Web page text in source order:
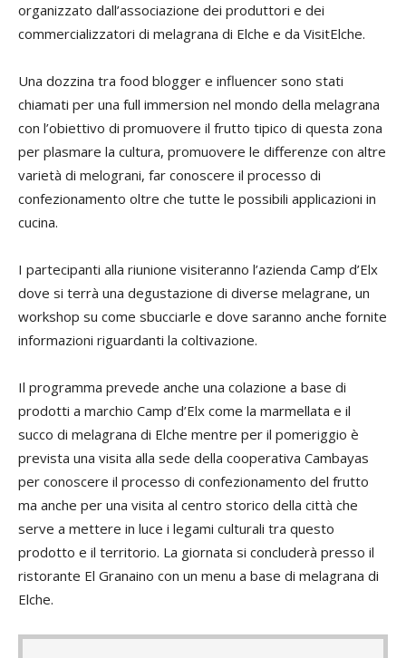
organizzato dall’associazione dei produttori e dei
commercializzatori di melagrana di Elche e da VisitElche.
Una dozzina tra food blogger e influencer sono stati
chiamati per una full immersion nel mondo della melagrana
con l’obiettivo di promuovere il frutto tipico di questa zona
per plasmare la cultura, promuovere le differenze con altre
varietà di melograni, far conoscere il processo di
confezionamento oltre che tutte le possibili applicazioni in
cucina.
I partecipanti alla riunione visiteranno l’azienda Camp d’Elx
dove si terrà una degustazione di diverse melagrane, un
workshop su come sbucciarle e dove saranno anche fornite
informazioni riguardanti la coltivazione.
Il programma prevede anche una colazione a base di
prodotti a marchio Camp d’Elx come la marmellata e il
succo di melagrana di Elche mentre per il pomeriggio è
prevista una visita alla sede della cooperativa Cambayas
per conoscere il processo di confezionamento del frutto
ma anche per una visita al centro storico della città che
serve a mettere in luce i legami culturali tra questo
prodotto e il territorio. La giornata si concluderà presso il
ristorante El Granaino con un menu a base di melagrana di
Elche.